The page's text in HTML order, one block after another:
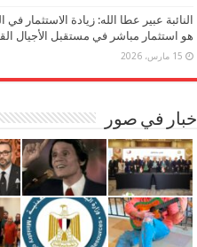
النائبة عبير عطا الله: زيادة الاستثمار في
هو استثمار مباشر في مستقبل الأجيال
15 مارس، 2026
اخبار في صور